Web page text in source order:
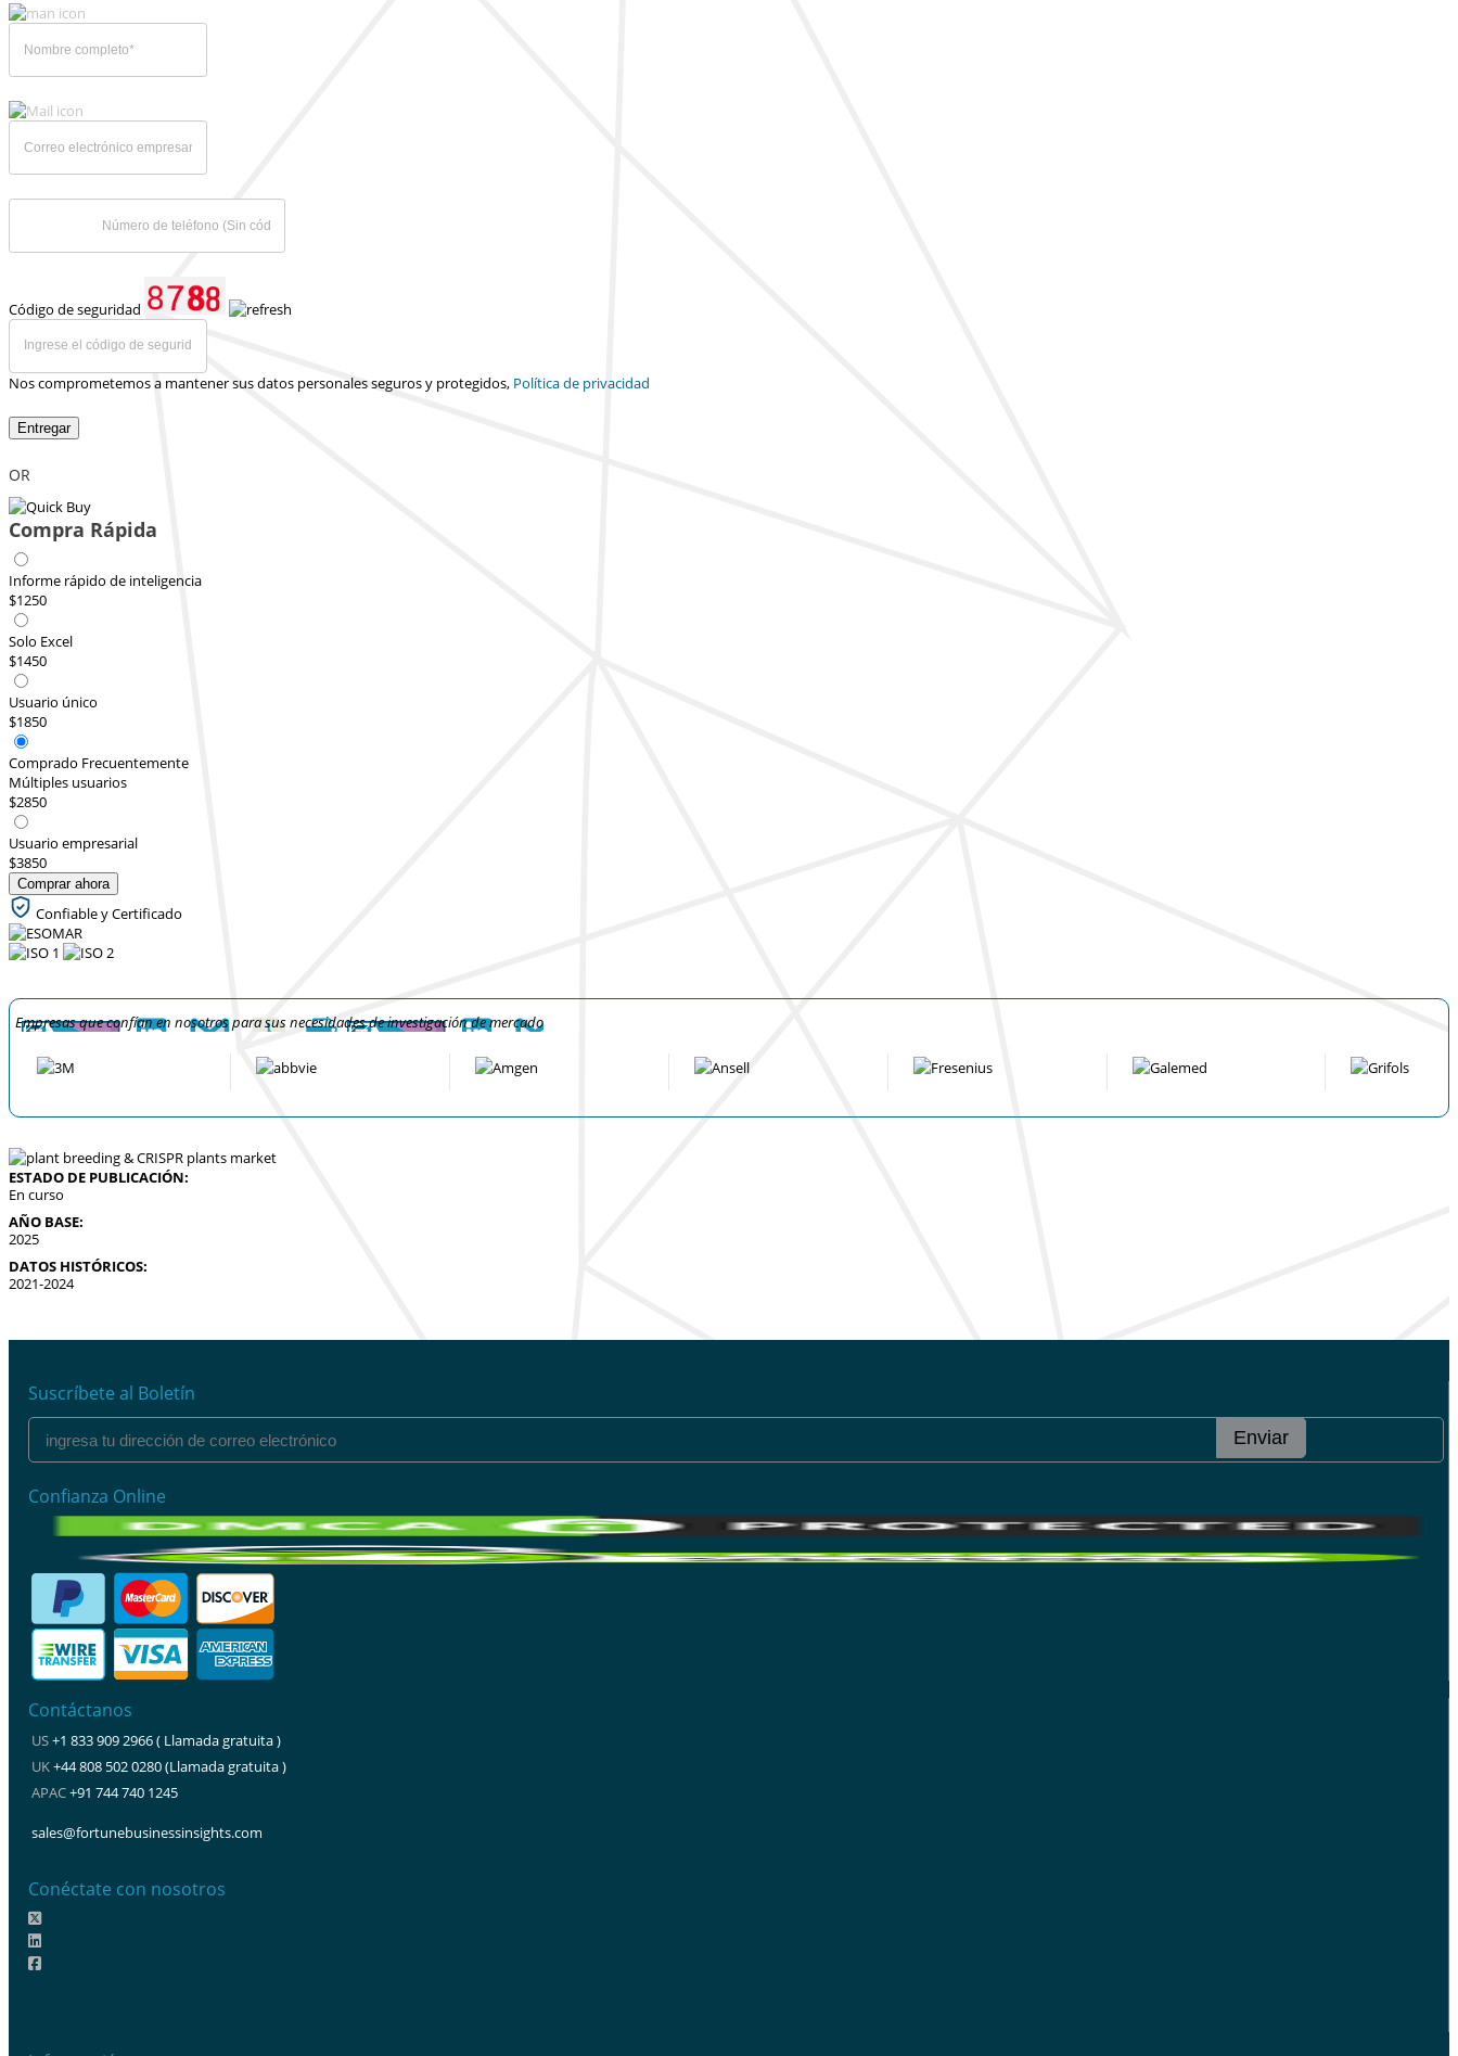
Código de seguridad
Nos comprometemos a mantener sus datos personales seguros y protegidos, Política de privacidad
Entregar
OR
Compra Rápida
Informe rápido de inteligencia
$1250
Solo Excel
$1450
Usuario único
$1850
Comprado Frecuentemente
Múltiples usuarios
$2850
Usuario empresarial
$3850
Comprar ahora
Confiable y Certificado
Empresas que confían en nosotros para sus necesidades de investigación de mercado
ESTADO DE PUBLICACIÓN:
En curso
AÑO BASE:
2025
DATOS HISTÓRICOS:
2021-2024
Suscríbete al Boletín
Enviar
Confianza Online
Contáctanos
US+1 833 909 2966 ( Llamada gratuita )
UK+44 808 502 0280 (Llamada gratuita )
APAC+91 744 740 1245
sales@fortunebusinessinsights.com
Conéctate con nosotros